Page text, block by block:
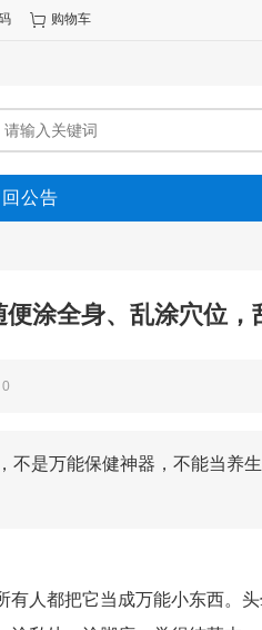
购物车
公告
便涂全身、乱涂穴位
0
不是万能保健神器，不能当养
有人都把它当成万能小东西。